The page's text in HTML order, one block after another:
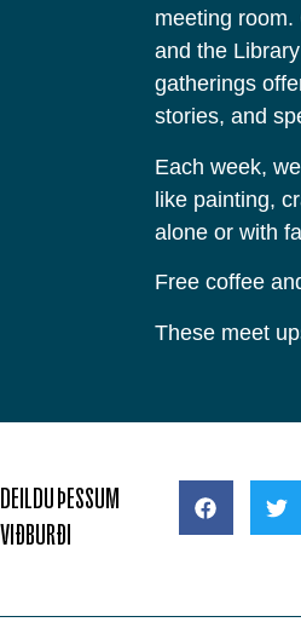
meeting
and the
gatherings
stories, and
Each week,
like painting,
alone or with
Free coffee
These meet
DEILDU ÞESSUM
VIÐBURÐI